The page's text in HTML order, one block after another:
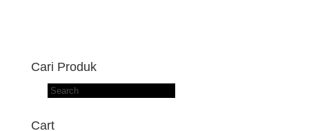
Cari Produk
Products
Cart